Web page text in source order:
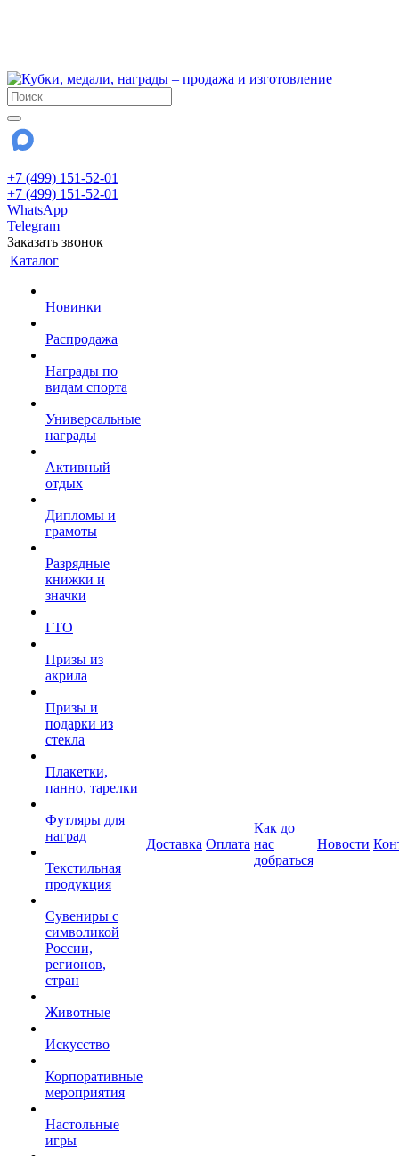
+7 (499) 151-52-01
+7 (499) 151-52-01
WhatsApp
Telegram
Заказать звонок
Каталог
Новинки
Распродажа
Награды по
видам спорта
Универсальные
награды
Активный
отдых
Дипломы и
грамоты
Разрядные
книжки и
значки
ГТО
Призы из
акрила
Призы и
подарки из
стекла
Плакетки,
панно, тарелки
Футляры для
наград
Текстильная
продукция
Сувениры с
символикой
России,
регионов,
стран
Животные
Искусство
Корпоративные
мероприятия
Настольные
игры
Доставка Оплата
Как до
нас
добраться
Новости